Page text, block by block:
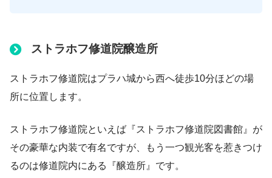
ストラホフ修道院醸造所
ストラホフ修道院はプラハ城から西へ徒歩10分ほどの場
所に位置します。
ストラホフ修道院といえば『ストラホフ修道院図書館』が
その豪華な内装で有名ですが、もう一つ観光客を惹きつけ
るのは修道院内にある『醸造所』です。